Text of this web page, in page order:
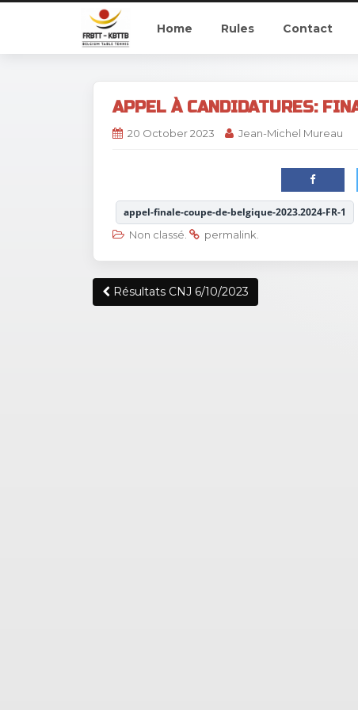
Home Rules Contact
APPEL À CANDIDATURES:
20 October 2023 Jean-Michel Mureau
appel-finale-coupe-de-belgique-2023.2024-FR-1
Non classé permalink
Post
navigation
Résultats CNJ 6/10/2023